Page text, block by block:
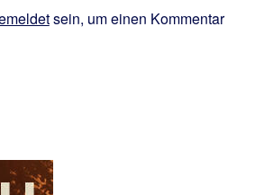
sein, um einen Kommentar